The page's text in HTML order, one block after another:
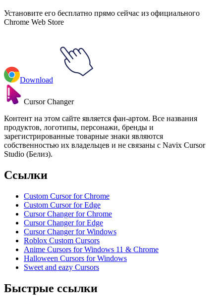
Установите его бесплатно прямо сейчас из официального
Chrome Web Store
Download
Cursor Changer
Контент на этом сайте является фан-артом. Все названия
продуктов, логотипы, персонажи, бренды и
зарегистрированные товарные знаки являются
собственностью их владельцев и не связаны с Navix Cursor
Studio (Белиз).
Ссылки
Custom Cursor for Chrome
Custom Cursor for Edge
Cursor Changer for Chrome
Cursor Changer for Edge
Cursor Changer for Windows
Roblox Custom Cursors
Anime Cursors for Windows 11 & Chrome
Halloween Cursors for Windows
Sweet and eazy Cursors
Быстрые ссылки